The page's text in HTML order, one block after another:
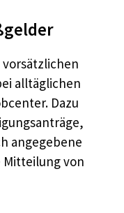
alltäglichen
Dazu
angegebene
Mitteilung von